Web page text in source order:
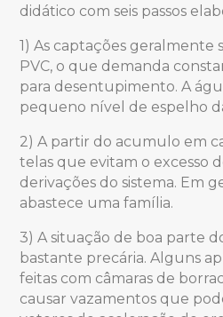
didático com seis passos
1) As captações geralmente
PVC, o que demanda
para desentupimento. A
pequeno nível de espelho
2) A partir do acumulo em
telas que evitam o excesso
derivações do sistema. Em
abastece uma família.
3) A situação de boa parte
bastante precária. Alguns
feitas com câmaras de
causar vazamentos que